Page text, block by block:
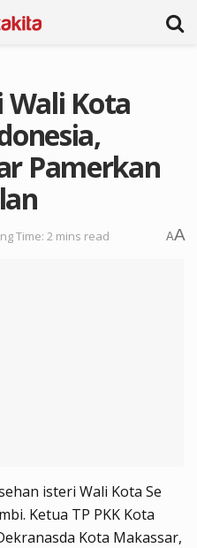
Wali Kota
Pamerkan
Time: 2 mins read AA
isteri Wali Kota Se
Ketua TP PKK Kota
Kota Makassar,